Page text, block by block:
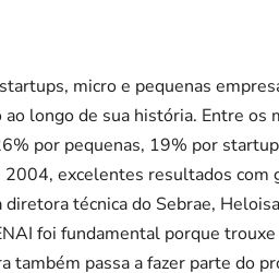
micro e pequenas
ao longo de sua história. Entre
por pequenas, 19% por
2004, excelentes resultados com
diretora técnica do Sebrae,
foi fundamental porque
também passa a fazer parte do